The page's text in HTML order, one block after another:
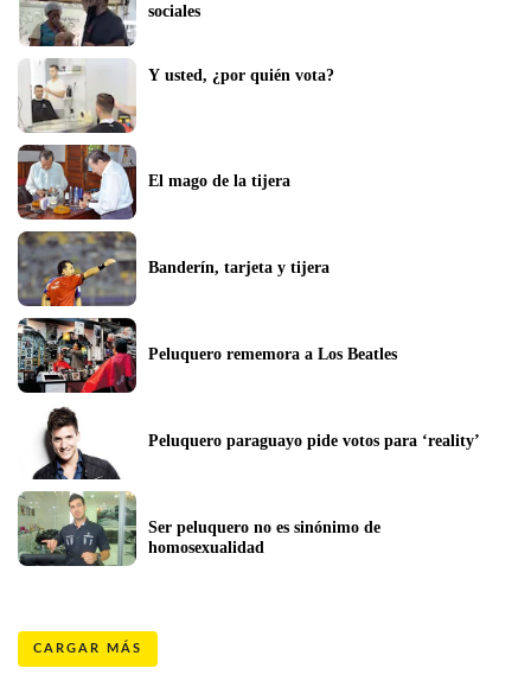
sociales
Y usted, ¿por quién vota?
El mago de la tijera
Banderín, tarjeta y tijera
Peluquero rememora a Los Beatles
Peluquero paraguayo pide votos para ‘reality’
Ser peluquero no es sinónimo de
homosexualidad
CARGAR MÁS